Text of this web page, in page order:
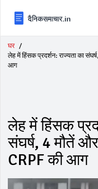
घर
लेह में हिंसक प्रदर्शन: राज्यता का
आग
लेह में हिंसक
संघर्ष, 4 मौतें
CRPF की आग